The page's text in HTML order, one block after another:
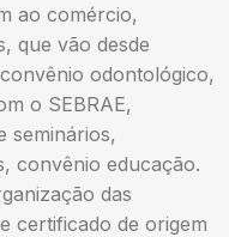
ao comércio,
que vão desde
odontológico,
o SEBRAE,
seminários,
convênio educação.
das
certificado de origem